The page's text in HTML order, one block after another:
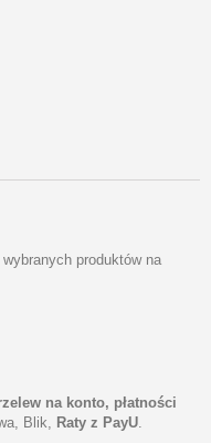
wybranych produktów na
na konto, płatności
Blik, Raty z PayU.